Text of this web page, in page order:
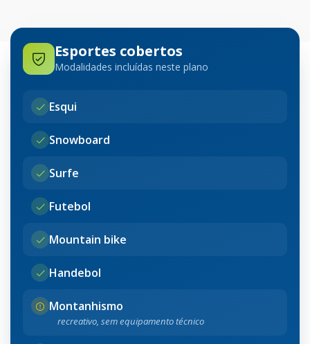
Esportes cobertos
Modalidades incluídas neste plano
Esqui
Snowboard
Surfe
Futebol
Mountain bike
Handebol
Montanhismo
recreativo, sem equipamento técnico